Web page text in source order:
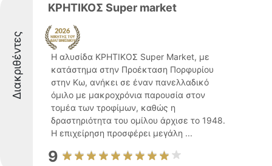
Διακριθέντες
ΚΡΗΤΙΚΟΣ Super market
Η αλυσίδα ΚΡΗΤΙΚΟΣ Super Market, με
κατάστημα στην Προέκταση Πορφυρίου
στην Κω, ανήκει σε έναν πανελλαδικό
όμιλο με μακροχρόνια παρουσία στον
τομέα των τροφίμων, καθώς η
δραστηριότητα του ομίλου άρχισε το 1948.
Η επιχείρηση προσφέρει μεγάλη ...
9